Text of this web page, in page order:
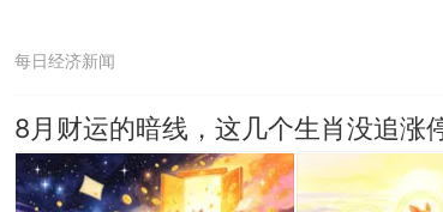
每日经济新闻
8月财运的暗线，这几个生肖没追涨